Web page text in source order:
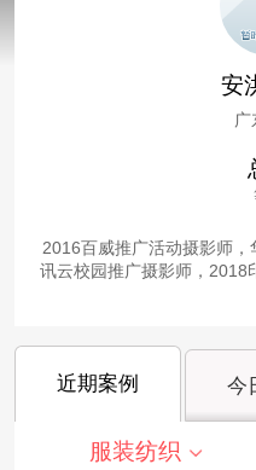
安
广
2016百威推广活动摄影师
讯云校园推广摄影师，2018
近期案例 今
服装纺织